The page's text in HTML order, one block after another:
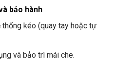
bảo hành
kéo (quay tay hoặc tự
và bảo trì mái che.